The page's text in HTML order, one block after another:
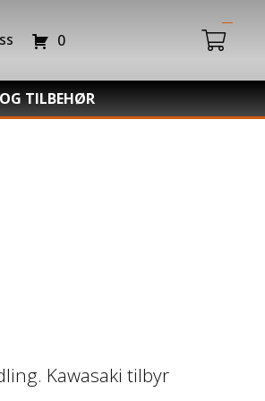
0
ingen produkter i handlekurven.
OG TILBEHØR
Kawasaki tilbyr